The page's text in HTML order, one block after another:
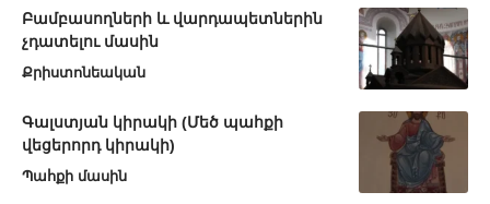
Բամբասողների և վարդապետներին
չդատելու մասին
Քրիստոնեական
Գալստյան կիրակի (Մեծ պահքի
վեցերորդ կիրակի)
Պահքի մասին